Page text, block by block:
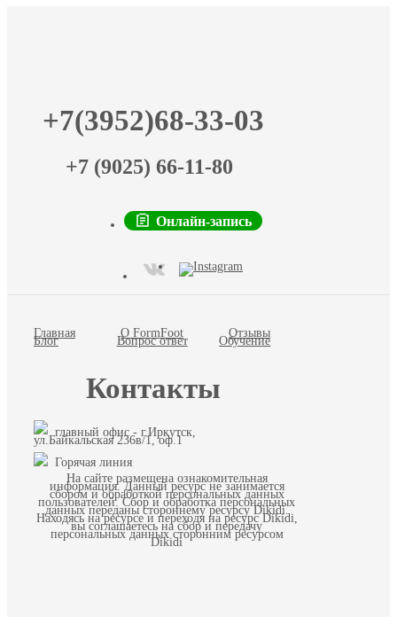
+7(3952)68-33-03
+7 (9025) 66-11-80
Онлайн-запись
Главная О FormFoot Отзывы
Блог Вопрос ответ Обучение
Контакты
главный офис - г.Иркутск,
ул.Байкальская 236в/1, оф.1
Горячая линия
На сайте размещена ознакомительная
информация. Данный ресурс не занимается
сбором и обработкой персональных данных
пользователей. Сбор и обработка персональных
данных переданы стороннему ресурсу Dikidi.
Находясь на ресурсе и переходя на ресурс Dikidi,
вы соглашаетесь на сбор и передачу
персональных данных сторонним ресурсом
Dikidi